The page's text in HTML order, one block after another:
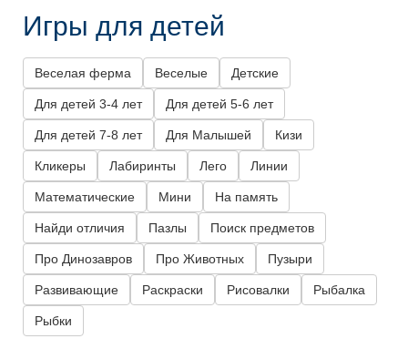
Игры для детей
Веселая ферма Веселые Детские
Для детей 3-4 лет Для детей 5-6 лет
Для детей 7-8 лет Для Малышей Кизи
Кликеры Лабиринты Лего Линии
Математические Мини На память
Найди отличия Пазлы Поиск предметов
Про Динозавров Про Животных Пузыри
Развивающие Раскраски Рисовалки Рыбалка
Рыбки